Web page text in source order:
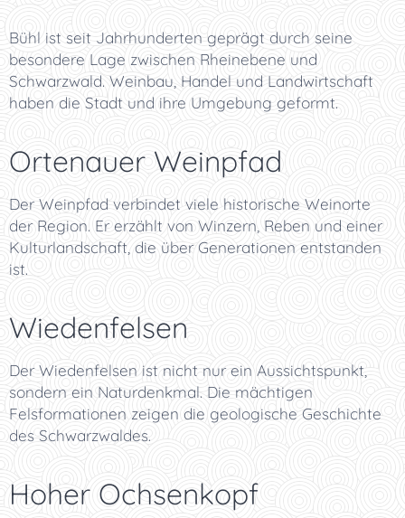
Bühl ist seit Jahrhunderten geprägt durch seine
besondere Lage zwischen Rheinebene und
Schwarzwald. Weinbau, Handel und Landwirtschaft
haben die Stadt und ihre Umgebung geformt.
Ortenauer Weinpfad
Der Weinpfad verbindet viele historische Weinorte
der Region. Er erzählt von Winzern, Reben und einer
Kulturlandschaft, die über Generationen entstanden
ist.
Wiedenfelsen
Der Wiedenfelsen ist nicht nur ein Aussichtspunkt,
sondern ein Naturdenkmal. Die mächtigen
Felsformationen zeigen die geologische Geschichte
des Schwarzwaldes.
Hoher Ochsenkopf